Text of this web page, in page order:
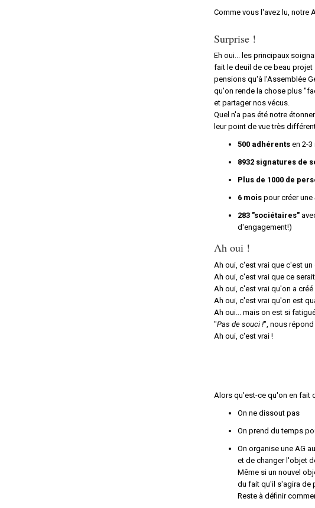
Comme vous l'avez lu, notre
Surprise !
Eh oui... les principaux
fait le deuil de ce beau projet
pensions qu'à l'Assemblée
qu'on rende la chose plus
et partager nos vécus.
Quel n'a pas été notre
leur point de vue très
500 adhérents en 2-
8932 signatures de
Plus de 1000 de
6 mois pour créer
283 "sociétaires"
d'engagement!)
Ah oui !
Ah oui, c'est vrai que c'est un
Ah oui, c'est vrai que ce
Ah oui, c'est vrai qu'on a
Ah oui, c'est vrai qu'on est
Ah oui... mais on est si
"Pas de souci !", nous
Ah oui, c'est vrai !
Alors qu'est-ce qu'on en fait
On ne dissout pas
On prend du temps
On organise une AG
et de changer l'objet
Même si un nouvel
du fait qu'il s'agira de
Reste à définir